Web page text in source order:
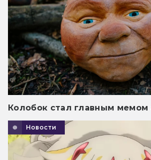
Колобок стал главным мемом
Новости